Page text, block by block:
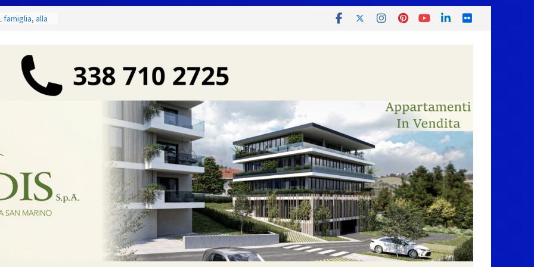
famiglia, alla
Incendi
dal 3 al 9
Marino
per
di Marcinelle
collettiva